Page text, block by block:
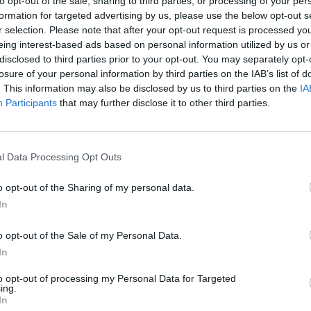
for targeted advertising by us, please use the below opt-out
selection. Please note that after your opt-out request is processed
interest-based ads based on personal information utilized by us
to third parties prior to your opt-out. You may separately
of your personal information by third parties on the IAB’s list of
This information may also be disclosed by us to third parties on the
Participants that may further disclose it to other third parties.
Data Processing Opt Outs
opt-out of the Sharing of my personal data.
opt-out of the Sale of my Personal Data.
opt-out of processing my Personal Data for Targeted
sido los de Navarra (6,1%), seguido del Aragón
(3,9%). De hecho, según Tinsa, la
los precios se incrementaron un 42% y un
la crisis, son los territorios más dinámicos, a
precios de las viviendas acabadas de construir
de Girona lo han hecho en un 4,5% y a las de
en la demarcación de Lleida han sufrido
de la vivienda ha aumentado un 3% a
se produjo un descenso del 1,7%. En
de las viviendas acabadas ha subido un 3,8%
con el mismo periodo del año pasado,
trimestre la subida ha estado del 1,2%.